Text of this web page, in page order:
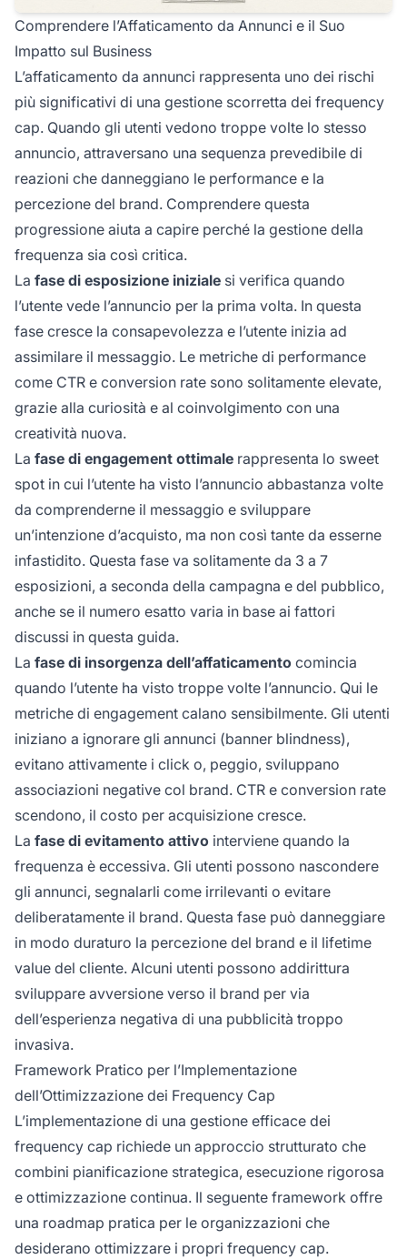
Comprendere l’Affaticamento da Annunci e il Suo
Impatto sul Business
L’affaticamento da annunci rappresenta uno dei rischi
più significativi di una gestione scorretta dei frequency
cap. Quando gli utenti vedono troppe volte lo stesso
annuncio, attraversano una sequenza prevedibile di
reazioni che danneggiano le performance e la
percezione del brand. Comprendere questa
progressione aiuta a capire perché la gestione della
frequenza sia così critica.
La fase di esposizione iniziale si verifica quando
l’utente vede l’annuncio per la prima volta. In questa
fase cresce la consapevolezza e l’utente inizia ad
assimilare il messaggio. Le metriche di performance
come CTR e conversion rate sono solitamente elevate,
grazie alla curiosità e al coinvolgimento con una
creatività nuova.
La fase di engagement ottimale rappresenta lo sweet
spot in cui l’utente ha visto l’annuncio abbastanza volte
da comprenderne il messaggio e sviluppare
un’intenzione d’acquisto, ma non così tante da esserne
infastidito. Questa fase va solitamente da 3 a 7
esposizioni, a seconda della campagna e del pubblico,
anche se il numero esatto varia in base ai fattori
discussi in questa guida.
La fase di insorgenza dell’affaticamento comincia
quando l’utente ha visto troppe volte l’annuncio. Qui le
metriche di engagement calano sensibilmente. Gli utenti
iniziano a ignorare gli annunci (banner blindness),
evitano attivamente i click o, peggio, sviluppano
associazioni negative col brand. CTR e conversion rate
scendono, il costo per acquisizione cresce.
La fase di evitamento attivo interviene quando la
frequenza è eccessiva. Gli utenti possono nascondere
gli annunci, segnalarli come irrilevanti o evitare
deliberatamente il brand. Questa fase può danneggiare
in modo duraturo la percezione del brand e il lifetime
value del cliente. Alcuni utenti possono addirittura
sviluppare avversione verso il brand per via
dell’esperienza negativa di una pubblicità troppo
invasiva.
Framework Pratico per l’Implementazione
dell’Ottimizzazione dei Frequency Cap
L’implementazione di una gestione efficace dei
frequency cap richiede un approccio strutturato che
combini pianificazione strategica, esecuzione rigorosa
e ottimizzazione continua. Il seguente framework offre
una roadmap pratica per le organizzazioni che
desiderano ottimizzare i propri frequency cap.